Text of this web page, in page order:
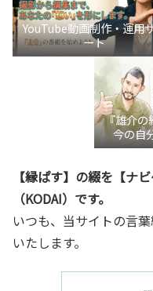
YouTube動画制作・運用
ート
『雄介の
今の自
き”
【縁ぱす】の綴を【ナ
（KODAI）です。
いつも、当サイトの言
いたします。